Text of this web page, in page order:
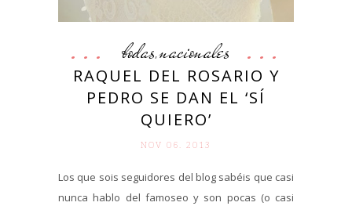
bodas,nacionales
RAQUEL DEL ROSARIO Y
PEDRO SE DAN EL ‘SÍ
QUIERO’
NOV 06. 2013
Los que sois seguidores del blog sabéis que casi
nunca hablo del famoseo y son pocas (o casi